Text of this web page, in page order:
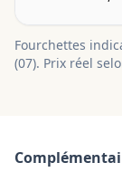
Fourchettes
(07). Prix réel